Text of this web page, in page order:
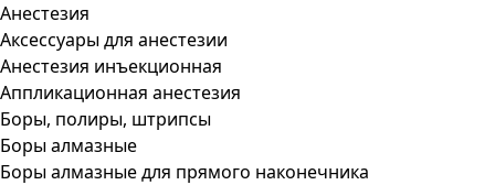
Анестезия
Аксессуары для анестезии
Анестезия инъекционная
Аппликационная анестезия
Боры, полиры, штрипсы
Боры алмазные
Боры алмазные для прямого наконечника